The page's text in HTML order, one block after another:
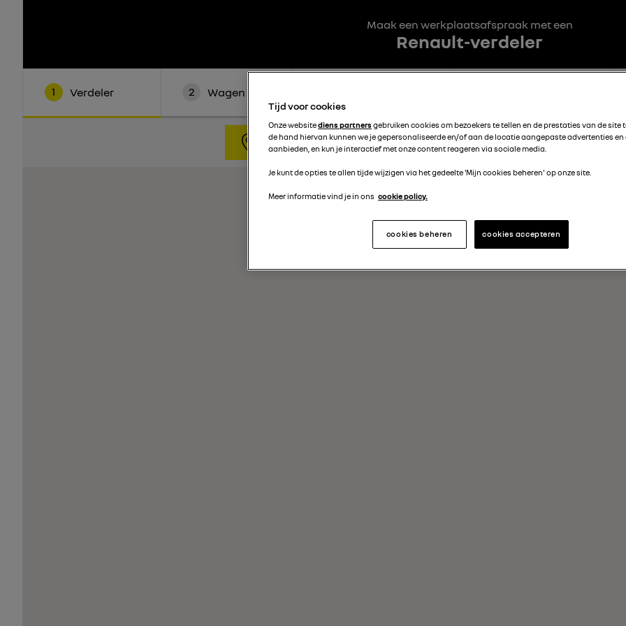
Maak een werkplaatsafspraak met een
Renault-verdeler
1 Verdeler 2 Wagen
In mijn buurt OF
Tijd voor cookies
Onze websitediens partnersgebruiken cookies om bezoekers te tellen en de prestaties van de site
de hand hiervan kunnen we je gepersonaliseerde en/of aan de locatie aangepaste advertenties
aanbieden, en kun je interactief met onze content reageren via sociale media.
Je kunt de opties te allen tijde wijzigen via het gedeelte 'Mijn cookies beheren' op onze site.
Meer informatie vind je in ons cookie policy.
cookies accepteren
cookies beheren